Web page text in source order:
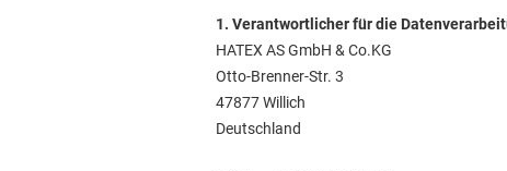
1. Verantwortlicher für die
HATEX AS GmbH & Co.KG
Otto-Brenner-Str. 3
47877 Willich
Deutschland